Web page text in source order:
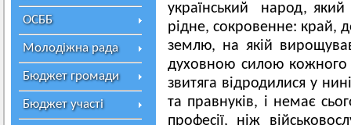
ОСББ
Молодіжна рада
Бюджет громади
Бюджет участі
український народ, який
рідне, сокровенне: край,
землю, на якій
духовною силою кожного
звитяга відродилися у
та правнуків, і немає
професії, ніж